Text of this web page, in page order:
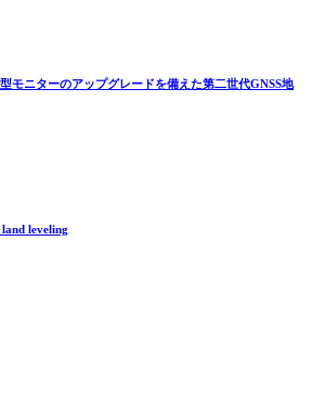
モニターのアップグレードを備えた第二世代GNSS地
leveling